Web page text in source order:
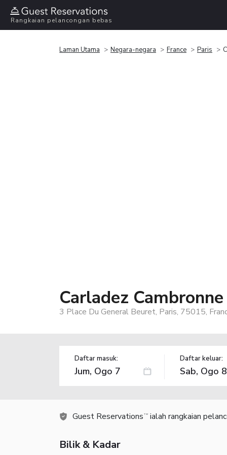
Rangkaian pelancongan bebas
Laman Utama Negara-negara France Paris
Carladez Cambronne
3 Place Du General Beuret, Paris, 75015,
Daftar masuk: Daftar keluar:
Guest Reservations TM ialah rangkaian
Bilik & Kadar